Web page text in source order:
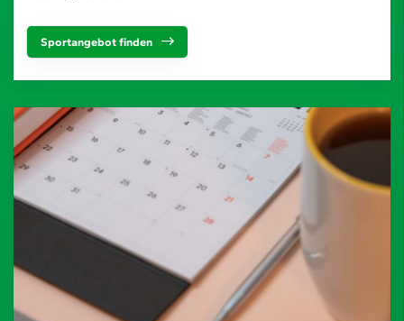
Sportangebot finden